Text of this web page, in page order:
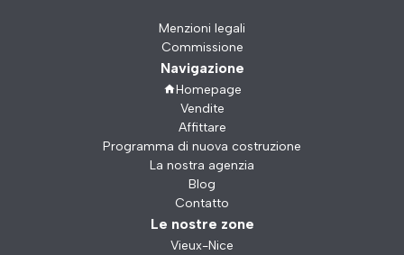
Menzioni legali
Commissione
Navigazione
Homepage
Vendite
Affittare
Programma di nuova costruzione
La nostra agenzia
Blog
Contatto
Le nostre zone
Vieux-Nice